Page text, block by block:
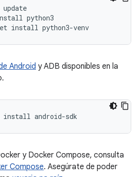
update
python3
Android y ADB disponibles en la
y Docker Compose, consulta
Compose. Asegúrate de poder